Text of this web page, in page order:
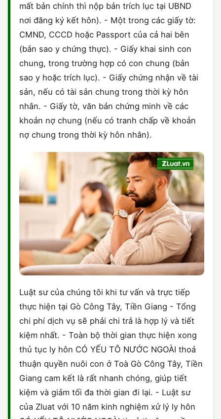
mất bản chính thì nộp bản trích lục tại UBND
nơi đăng ký kết hôn). - Một trong các giấy tờ:
CMND, CCCD hoặc Passport của cả hai bên
(bản sao y chứng thực). - Giấy khai sinh con
chung, trong trường hợp có con chung (bản
sao y hoặc trích lục). - Giấy chứng nhận về tài
sản, nếu có tài sản chung trong thời kỳ hôn
nhân. - Giấy tờ, văn bản chứng minh về các
khoản nợ chung (nếu có tranh chấp về khoản
nợ chung trong thời kỳ hôn nhân).
Luật sư của chúng tôi khi tư vấn và trực tiếp
thực hiện tại Gò Công Tây, Tiền Giang - Tổng
chi phí dịch vụ sẽ phải chi trả là hợp lý và tiết
kiệm nhất. - Toàn bộ thời gian thực hiện xong
thủ tục ly hôn CÓ YẾU TÔ NƯỚC NGOÀI thoả
thuận quyền nuôi con ở Toà Gò Công Tây, Tiền
Giang cam kết là rất nhanh chóng, giúp tiết
kiệm và giảm tối đa thời gian đi lại. - Luật sư
của Zluat với 10 năm kinh nghiệm xử lý ly hôn